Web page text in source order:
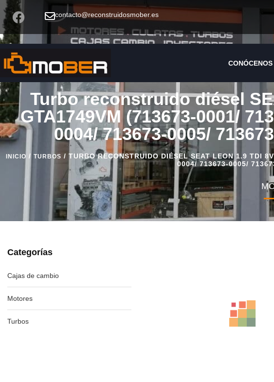
contacto@reconstruidosmober.es
CONÓCENOS
CONÓCENOS
Turbo reconstruido diésel
GTA1749VM (713673-0001/
0004/ 713673-0005/
INICIO / TURBOS / TURBO RECONSTRUIDO DIÉSEL SEAT LEON 1.9 TDI
0004/ 713673-0005/
Categorías
Cajas de cambio
Motores
Turbos